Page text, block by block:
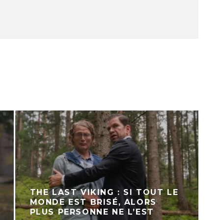
THE LAST VIKING : SI TOUT LE
MONDE EST BRISÉ, ALORS
PLUS PERSONNE NE L’EST